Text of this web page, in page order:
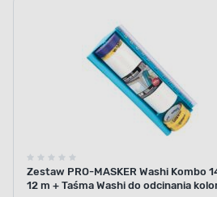
ODPORNOŚĆ NA CZYNNIKI
ATMOSFERYCZNE I
Zestaw PRO-MASKER Washi Kombo
12 m + Taśma Washi do odcinania